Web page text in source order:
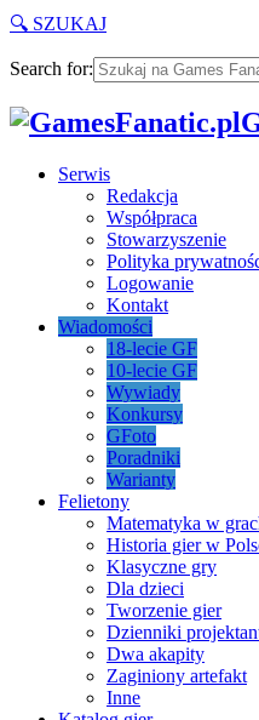
🔍 SZUKAJ
Search for:
Serwis
Redakcja
Współpraca
Stowarzyszenie
Polityka
Logowanie
Kontakt
Wiadomości
18-lecie GF
10-lecie GF
Wywiady
Konkursy
GFoto
Poradniki
Warianty
Felietony
Matematyka w
Historia gier w
Klasyczne gry
Dla dzieci
Tworzenie gier
Dzienniki
Dwa akapity
Zaginiony artefakt
Inne